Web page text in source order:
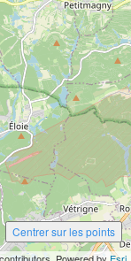
Centrer sur les points
Powered by Esri